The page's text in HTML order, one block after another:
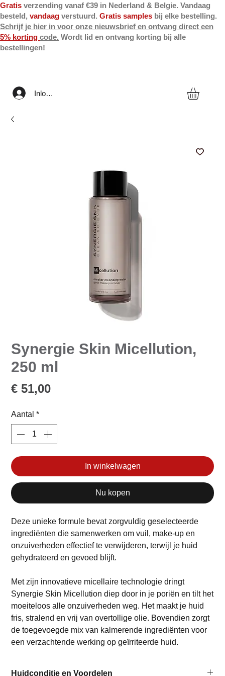
Gratis verzending vanaf €39 in Nederland & Belgie. Vandaag
besteld, vandaag verstuurd. Gratis samples bij elke bestelling.
Schrijf je hier in voor onze nieuwsbrief en ontvang direct een
5% korting code. Wordt lid en ontvang korting bij alle
bestellingen!
Inloggen
Synergie Skin Micellution,
250 ml
€ 51,00Prijs
Aantal *
In winkelwagen
Nu kopen
Deze unieke formule bevat zorgvuldig geselecteerde
ingrediënten die samenwerken om vuil, make-up en
onzuiverheden effectief te verwijderen, terwijl je huid
gehydrateerd en gevoed blijft.
Met zijn innovatieve micellaire technologie dringt
Synergie Skin Micellution diep door in je poriën en tilt het
moeiteloos alle onzuiverheden weg. Het maakt je huid
fris, stralend en vrij van overtollige olie. Bovendien zorgt
de toegevoegde mix van kalmerende ingrediënten voor
een verzachtende werking op geïrriteerde huid.
Huidconditie en Voordelen